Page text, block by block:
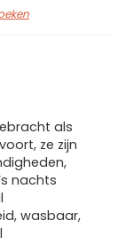
als
ze zijn
nachts
wasbaar,